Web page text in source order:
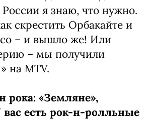
я знаю, что нужно.
скрестить Орбакайте и
– и вышло же! Или
– мы получили
на MTV.
рока: «Земляне»,
есть рок-н-ролльные